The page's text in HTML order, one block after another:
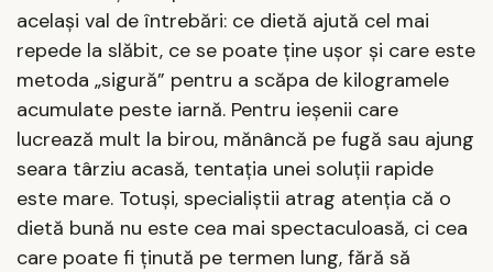
același val de întrebări: ce dietă ajută cel mai
repede la slăbit, ce se poate ține ușor și care este
metoda „sigură” pentru a scăpa de kilogramele
acumulate peste iarnă. Pentru ieșenii care
lucrează mult la birou, mănâncă pe fugă sau ajung
seara târziu acasă, tentația unei soluții rapide
este mare. Totuși, specialiștii atrag atenția că o
dietă bună nu este cea mai spectaculoasă, ci cea
care poate fi ținută pe termen lung, fără să